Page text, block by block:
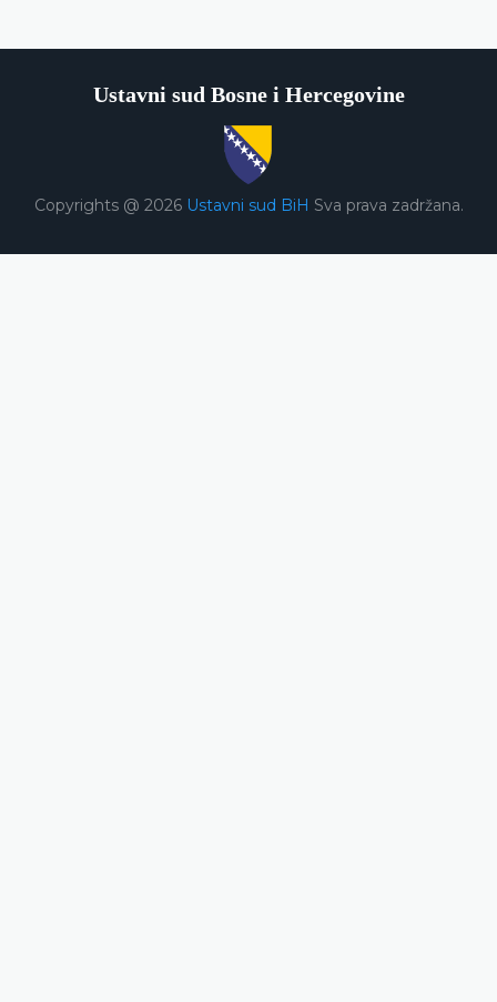
Ustavni sud Bosne i Hercegovine
Copyrights @ 2026 Ustavni sud BiH Sva prava zadržana.